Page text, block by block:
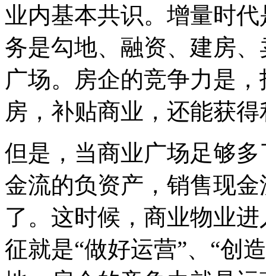
业内基本共识。增量时
务是勾地、融资、建房
广场。房企的竞争力是
房，补贴商业，还能获
但是，当商业广场足够
金流的负资产，销售现
了。这时候，商业物业
征就是“做好运营”、 “创